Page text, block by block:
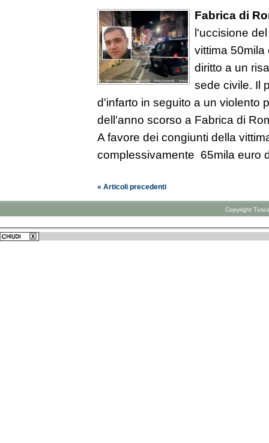
Fabrica di
l'uccisione
vittima
diritto a un
sede civile. Il
d'infarto in seguito a un violento
dell'anno scorso a Fabrica di
A favore dei congiunti della
complessivamente 65mila euro
« Articoli precedenti
Copyright Tusciaweb srl -